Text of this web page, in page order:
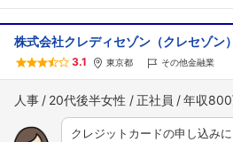
株式会社クレディセゾン（クレセゾン）
3.1 東京都 その他金融業
人事 20代後半女性 正社員 年収
クレジットカードの申し込み